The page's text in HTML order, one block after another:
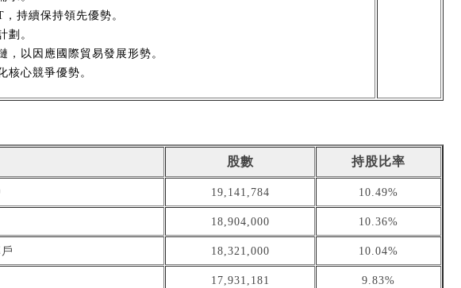
持續保持領先優勢。
劃。
以因應國際貿易發展形勢。
核心競爭優勢。
股數 持股比率
19,141,784 10.49%
18,904,000 10.36%
18,321,000 10.04%
17,931,181 9.83%